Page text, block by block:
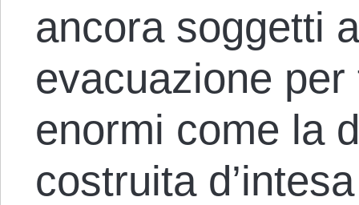
ancora soggetti
evacuazione
enormi come la
costruita